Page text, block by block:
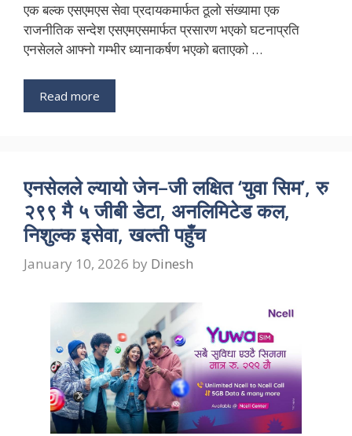
एक बल्क एसएमएस सेवा प्रदायकमार्फत ठूलो संख्यामा एक
राजनीतिक सन्देश एसएमएसमार्फत प्रसारण भएको घटनाप्रति
एनसेलले आफ्नो गम्भीर ध्यानाकर्षण भएको बताएको …
Read more
एनसेलले ल्यायो जेन–जी लक्षित ‘युवा सिम’, रु
२९९ मै ५ जीबी डेटा, अनलिमिटेड कल,
निशुल्क इसेवा, खल्ती पहुँच
January 10, 2026 by Dinesh